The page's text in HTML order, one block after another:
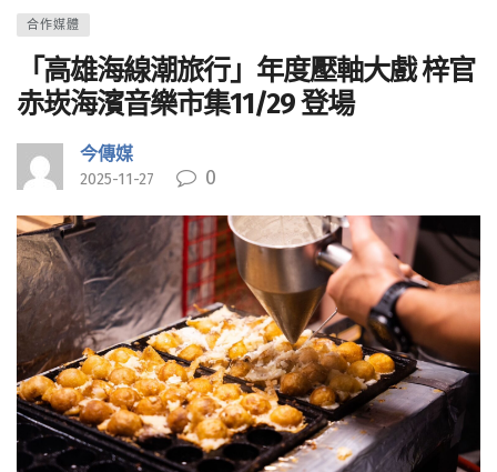
合作媒體
「高雄海線潮旅行」年度壓軸大戲 梓官
赤崁海濱音樂市集11/29 登場
今傳媒
2025-11-27 0